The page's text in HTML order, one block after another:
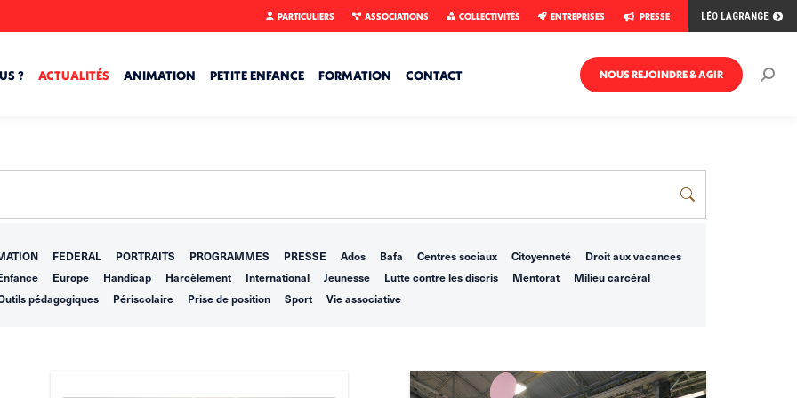
PARTICULIERS ASSOCIATIONS COLLECTIVITÉS ENTREPRISES PRESSE LÉO LAGRANGE
? ACTUALITÉS ANIMATION PETITE ENFANCE FORMATION CONTACT NOUS REJOINDRE & AGIR
FEDERAL PORTRAITS PROGRAMMES PRESSE Ados Bafa Centres sociaux Citoyenneté
Droit aux vacances
Europe Handicap Harcèlement International Jeunesse Lutte contre les discris Mentorat
Milieu carcéral
pédagogiques
Périscolaire Prise de position Sport Vie associative